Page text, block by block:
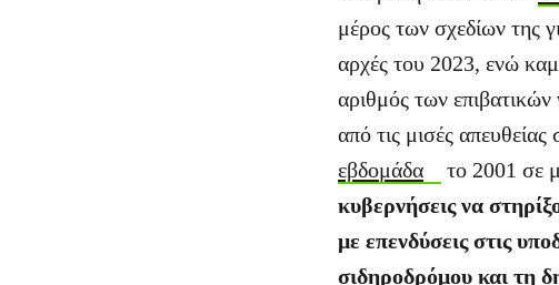
μέρος των σχεδίων της
αρχές του 2023, ενώ
αριθμός των
από τις μισές
εβδομάδα
το 2001 σε
κυβερνήσεις να
με επενδύσεις στις
σιδηροδρόμου και τη